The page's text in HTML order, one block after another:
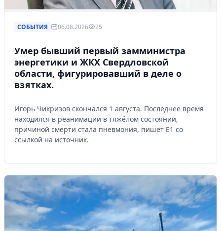
СОБЫТИЯ 06.08.2026 25
Умер бывший первый замминистра
энергетики и ЖКХ Свердловской
области, фигурировавший в деле о
взятках.
Игорь Чикризов скончался 1 августа. Последнее время
находился в реанимации в тяжёлом состоянии,
причиной смерти стала пневмония, пишет Е1 со
ссылкой на источник.